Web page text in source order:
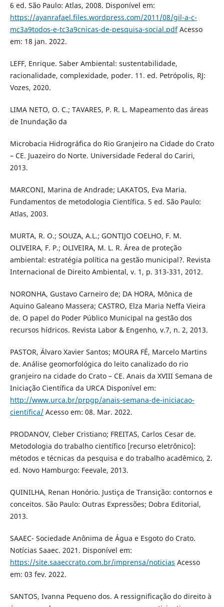
6 ed. São Paulo: Atlas, 2008. Disponível em:
https://ayanrafael.files.wordpress.com/2011/08/gil-a-c-
mc3a9todos-e-tc3a9cnicas-de-pesquisa-social.pdfAcesso
em: 18 jan. 2022.
LEFF, Enrique. Saber Ambiental: sustentabilidade,
racionalidade, complexidade, poder. 11. ed. Petrópolis, RJ:
Vozes, 2020.
LIMA NETO, O. C.; TAVARES, P. R. L. Mapeamento das áreas
de Inundação da
Microbacia Hidrográfica do Rio Granjeiro na Cidade do Crato
– CE. Juazeiro do Norte. Universidade Federal do Cariri,
2013.
MARCONI, Marina de Andrade; LAKATOS, Eva Maria.
Fundamentos de metodologia Científica. 5 ed. São Paulo:
Atlas, 2003.
MURTA, R. O.; SOUZA, A.L.; GONTIJO COELHO, F. M.
OLIVEIRA, F. P.; OLIVEIRA, M. L. R. Área de proteção
ambiental: estratégia política na gestão municipal?. Revista
Internacional de Direito Ambiental, v. 1, p. 313-331, 2012.
NORONHA, Gustavo Carneiro de; DA HORA, Mônica de
Aquino Galeano Massera; CASTRO, Elza Maria Neffa Vieira
de. O papel do Poder Público Municipal na gestão dos
recursos hídricos. Revista Labor & Engenho, v.7, n. 2, 2013.
PASTOR, Álvaro Xavier Santos; MOURA FÉ, Marcelo Martins
de. Análise geomorfológica do leito canalizado do rio
granjeiro na cidade do Crato – CE. Anais da XVIII Semana de
Iniciação Científica da URCA Disponível em:
http://www.urca.br/prpgp/anais-semana-de-iniciacao-
cientifica/Acesso em: 08. Mar. 2022.
PRODANOV, Cleber Cristiano; FREITAS, Carlos Cesar de.
Metodologia do trabalho científico [recurso eletrônico]:
métodos e técnicas da pesquisa e do trabalho acadêmico, 2.
ed. Novo Hamburgo: Feevale, 2013.
QUINILHA, Renan Honório. Justiça de Transição: contornos e
conceitos. São Paulo: Outras Expressões; Dobra Editorial,
2013.
SAAEC- Sociedade Anônima de Água e Esgoto do Crato.
Notícias Saaec. 2021. Disponível em:
https://site.saaeccrato.com.br/imprensa/noticias Acesso
em: 03 fev. 2022.
SANTOS, Ivanna Pequeno dos. A ressignificação do direito à